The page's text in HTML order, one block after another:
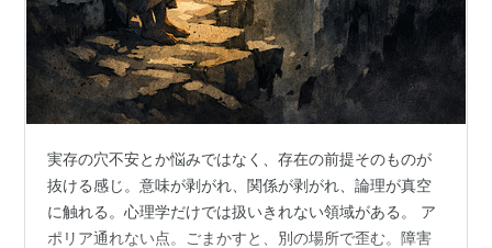
実存の穴不安とか悩みではなく、存在の前提そのものが
抜ける感じ。意味が剥がれ、関係が剥がれ、論理が真空
に触れる。心理学だけでは扱いきれない領域がある。 ア
ポリア通れない点。ごまかすと、別の場所で歪む。障害